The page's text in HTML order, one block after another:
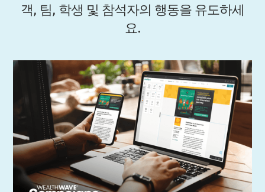
객, 팀, 학생 및 참석자의 행동을 유도하세
요.